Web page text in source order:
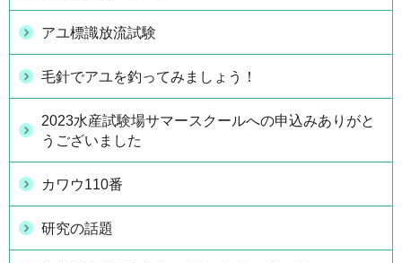
アユ標識放流試験
毛針でアユを釣ってみましょう！
2023水産試験場サマースクールへの申込みありがと
うございました
カワウ110番
研究の話題